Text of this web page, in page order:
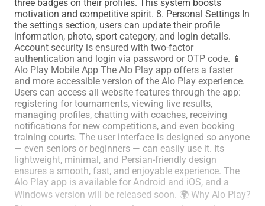
three badges on their profiles. This system boosts
motivation and competitive spirit. 8. Personal Settings In
the settings section, users can update their profile
information, photo, sport category, and login details.
Account security is ensured with two-factor
authentication and login via password or OTP code. 📱
Alo Play Mobile App The Alo Play app offers a faster
and more accessible version of the Alo Play experience.
Users can access all website features through the app:
registering for tournaments, viewing live results,
managing profiles, chatting with coaches, receiving
notifications for new competitions, and even booking
training courts. The user interface is designed so anyone
— even seniors or beginners — can easily use it. Its
lightweight, minimal, and Persian-friendly design
ensures a smooth, fast, and enjoyable experience. The
Alo Play app is available for Android and iOS, and a
Windows version will be released soon. 🌍 Why Alo Play?